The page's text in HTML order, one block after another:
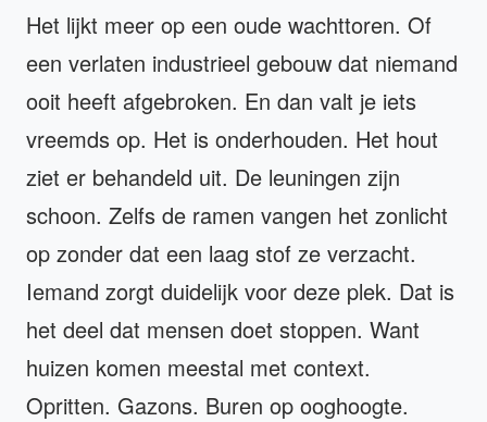
Het lijkt meer op een oude wachttoren. Of
een verlaten industrieel gebouw dat niemand
ooit heeft afgebroken. En dan valt je iets
vreemds op. Het is onderhouden. Het hout
ziet er behandeld uit. De leuningen zijn
schoon. Zelfs de ramen vangen het zonlicht
op zonder dat een laag stof ze verzacht.
Iemand zorgt duidelijk voor deze plek. Dat is
het deel dat mensen doet stoppen. Want
huizen komen meestal met context.
Opritten. Gazons. Buren op ooghoogte.